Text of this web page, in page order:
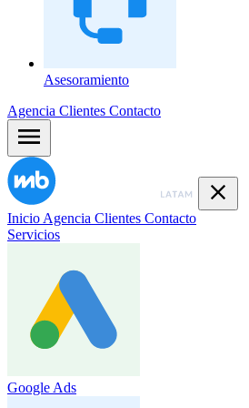
Asesoramiento
Agencia Clientes Contacto
Inicio Agencia Clientes Contacto
Servicios
Google Ads